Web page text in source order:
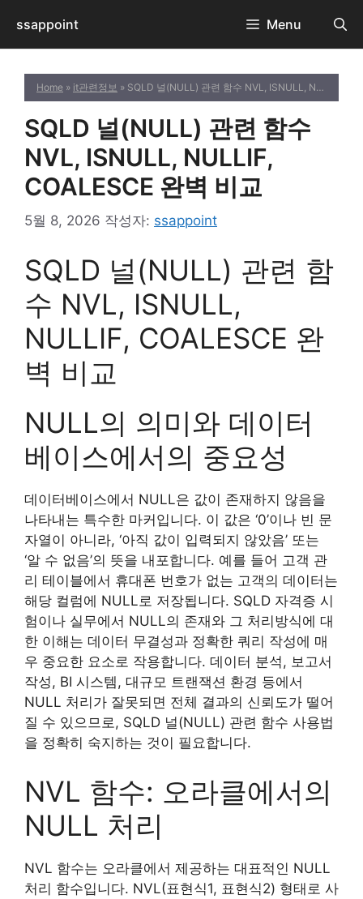
츠
ssappoint Menu
Home » it관련정보 » SQLD 널(NULL) 관련 함수 NVL, ISNULL, NULLIF, COALESCE 완벽 비교
SQLD 널(NULL) 관련 함수
NVL, ISNULL, NULLIF,
COALESCE 완벽 비교
5월 8, 2026 작성자: ssappoint
SQLD 널(NULL) 관련 함
수 NVL, ISNULL,
NULLIF, COALESCE 완
벽 비교
NULL의 의미와 데이터
베이스에서의 중요성
데이터베이스에서 NULL은 값이 존재하지 않음을
나타내는 특수한 마커입니다. 이 값은 ‘0’이나 빈 문
자열이 아니라, ‘아직 값이 입력되지 않았음’ 또는
‘알 수 없음’의 뜻을 내포합니다. 예를 들어 고객 관
리 테이블에서 휴대폰 번호가 없는 고객의 데이터는
해당 컬럼에 NULL로 저장됩니다. SQLD 자격증 시
험이나 실무에서 NULL의 존재와 그 처리방식에 대
한 이해는 데이터 무결성과 정확한 쿼리 작성에 매
우 중요한 요소로 작용합니다. 데이터 분석, 보고서
작성, BI 시스템, 대규모 트랜잭션 환경 등에서
NULL 처리가 잘못되면 전체 결과의 신뢰도가 떨어
질 수 있으므로, SQLD 널(NULL) 관련 함수 사용법
을 정확히 숙지하는 것이 필요합니다.
NVL 함수: 오라클에서의
NULL 처리
NVL 함수는 오라클에서 제공하는 대표적인 NULL
처리 함수입니다. NVL(표현식1, 표현식2) 형태로 사